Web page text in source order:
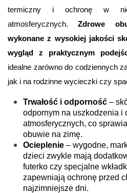
termiczny i ochronę w
atmosferycznych. Zdrowe
wykonane z wysokiej jakości
wygląd z praktycznym
idealne zarówno do codziennych
jak i na rodzinne wycieczki czy
Trwałość i odporność –
odpornym na uszkodzenia i
atmosferycznych, co
obuwie na zimę.
Ocieplenie – wygodne,
dzieci zwykle mają
futerko czy specjalne
zapewniają ochronę przed
najzimniejsze dni.